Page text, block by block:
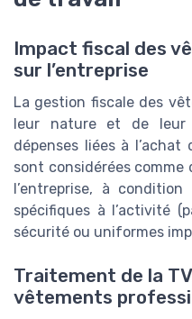
Impact fiscal des
sur l’entreprise
La gestion fiscale des
leur nature et de leur
dépenses liées à
sont considérées
l’entreprise, à condition
spécifiques à l’activité
sécurité ou uniformes
Traitement de la
vêtements